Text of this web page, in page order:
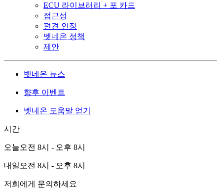
ECU 라이브러리 + 포 카드
접근성
편견 인정
벳네온 정책
제안
벳네온 뉴스
향후 이벤트
벳네온 도움말 얻기
시간
오늘오전 8시 - 오후 8시
내일 오전 8시 - 오후 8시
저희에게 문의하세요